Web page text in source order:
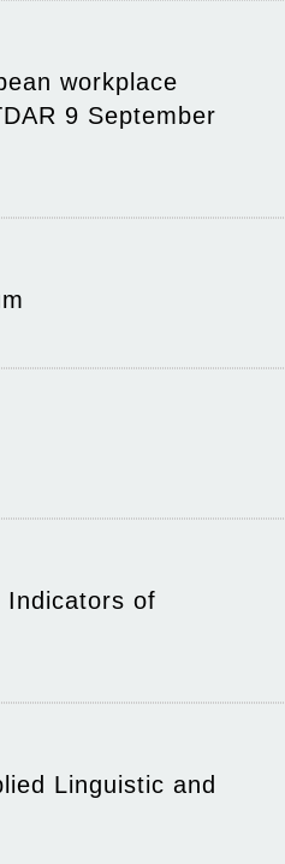
workplace
9 September
Indicators of
Linguistic and